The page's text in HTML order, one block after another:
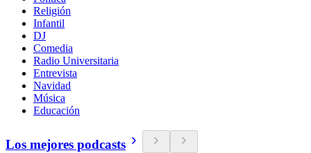
Religión
Infantil
DJ
Comedia
Radio Universitaria
Entrevista
Navidad
Música
Educación
Los mejores podcasts